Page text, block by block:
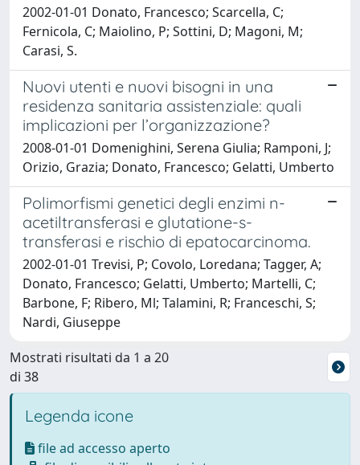
2002-01-01 Donato, Francesco; Scarcella, C;
Fernicola, C; Maiolino, P; Sottini, D; Magoni, M;
Carasi, S.
Nuovi utenti e nuovi bisogni in una
residenza sanitaria assistenziale: quali
implicazioni per l’organizzazione?
2008-01-01 Domenighini, Serena Giulia; Ramponi, J;
Orizio, Grazia; Donato, Francesco; Gelatti, Umberto
Polimorfismi genetici degli enzimi n-
acetiltransferasi e glutatione-s-
transferasi e rischio di epatocarcinoma.
2002-01-01 Trevisi, P; Covolo, Loredana; Tagger, A;
Donato, Francesco; Gelatti, Umberto; Martelli, C;
Barbone, F; Ribero, Ml; Talamini, R; Franceschi, S;
Nardi, Giuseppe
Mostrati risultati da 1 a 20
di 38
Legenda icone
file ad accesso aperto